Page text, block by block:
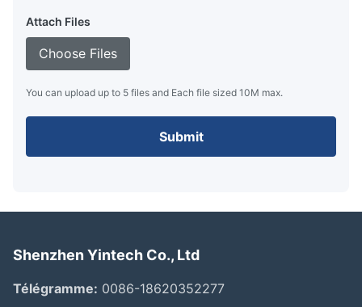
Attach Files
Choose Files
You can upload up to 5 files and Each file sized 10M max.
Submit
Shenzhen Yintech Co., Ltd
Télégramme: 0086-18620352277